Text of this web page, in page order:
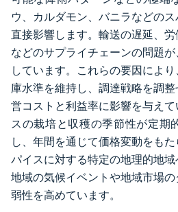
ウ、カルダモン、バニラなどの
直接影響します。輸送の遅延、
などのサプライチェーンの問題
しています。これらの要因によ
庫水準を維持し、調達戦略を調
営コストと利益率に影響を与え
スの栽培と収穫の季節性が定期
し、年間を通じて価格変動をも
パイスに対する特定の地理的地域
地域の気候イベントや地域市場
弱性を高めています。